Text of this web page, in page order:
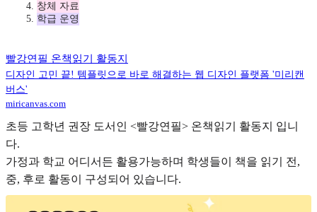
창체 자료
학급 운영
빨강연필 온책읽기 활동지
디자인 고민 끝! 템플릿으로 바로 해결하는 웹 디자인 플랫폼 '미리캔
버스'
miricanvas.com
초등 고학년 권장 도서인 <빨강연필> 온책읽기 활동지 입니
다.
가정과 학교 어디서든 활용가능하며 학생들이 책을 읽기 전,
중, 후로 활동이 구성되어 있습니다.